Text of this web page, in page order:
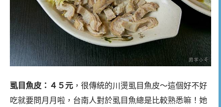
虱目魚皮：４５元 ，很傳統的川燙虱目魚皮～這個好不好
吃就要問月月啦，台南人對於虱目魚總是比較熟悉嘛！她